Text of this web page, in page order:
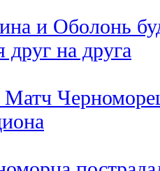
и Оболонь
друг на друга